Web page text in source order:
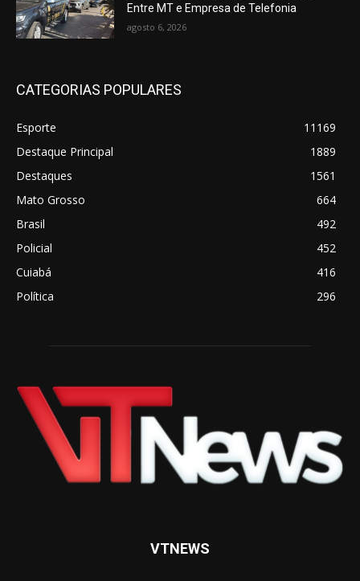
Entre MT e Empresa de Telefonia
agosto 6, 2026
CATEGORIAS POPULARES
Esporte
11169
Destaque Principal
1889
Destaques
1561
Mato Grosso
664
Brasil
492
Policial
452
Cuiabá
416
Política
296
VTNEWS